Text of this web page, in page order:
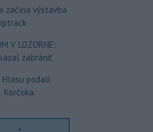
začína výstavba
V LOZORNE:
zabrániť
podali
Korčoka